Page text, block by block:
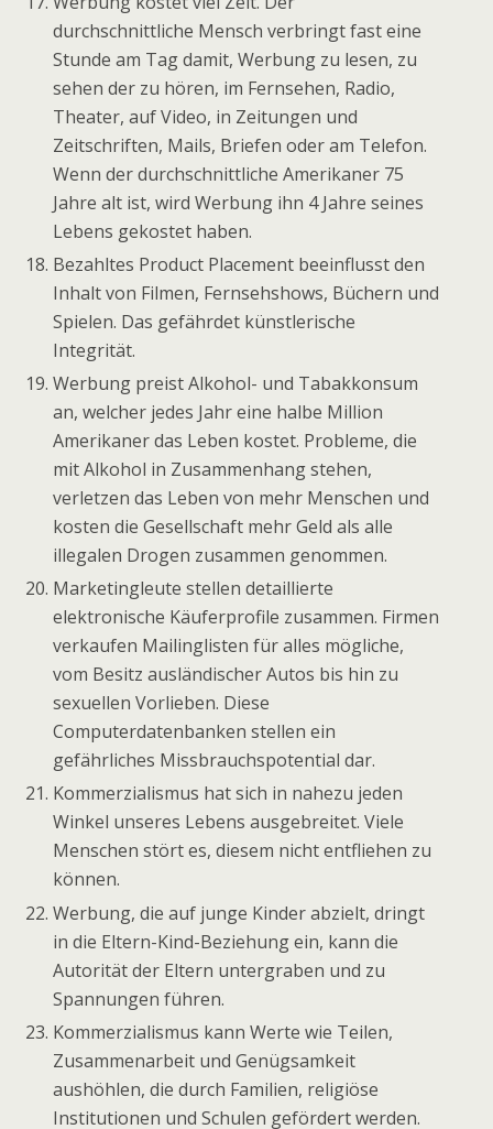
durchschnittliche Mensch verbringt fast eine
Stunde am Tag damit, Werbung zu lesen, zu
sehen der zu hören, im Fernsehen, Radio,
Theater, auf Video, in Zeitungen und
Zeitschriften, Mails, Briefen oder am Telefon.
Wenn der durchschnittliche Amerikaner 75
Jahre alt ist, wird Werbung ihn 4 Jahre seines
Lebens gekostet haben.
Bezahltes Product Placement beeinflusst den
Inhalt von Filmen, Fernsehshows, Büchern und
Spielen. Das gefährdet künstlerische
Integrität.
Werbung preist Alkohol- und Tabakkonsum
an, welcher jedes Jahr eine halbe Million
Amerikaner das Leben kostet. Probleme, die
mit Alkohol in Zusammenhang stehen,
verletzen das Leben von mehr Menschen und
kosten die Gesellschaft mehr Geld als alle
illegalen Drogen zusammen genommen.
Marketingleute stellen detaillierte
elektronische Käuferprofile zusammen. Firmen
verkaufen Mailinglisten für alles mögliche,
vom Besitz ausländischer Autos bis hin zu
sexuellen Vorlieben. Diese
Computerdatenbanken stellen ein
gefährliches Missbrauchspotential dar.
Kommerzialismus hat sich in nahezu jeden
Winkel unseres Lebens ausgebreitet. Viele
Menschen stört es, diesem nicht entfliehen zu
können.
Werbung, die auf junge Kinder abzielt, dringt
in die Eltern-Kind-Beziehung ein, kann die
Autorität der Eltern untergraben und zu
Spannungen führen.
Kommerzialismus kann Werte wie Teilen,
Zusammenarbeit und Genügsamkeit
aushöhlen, die durch Familien, religiöse
Institutionen und Schulen gefördert werden.